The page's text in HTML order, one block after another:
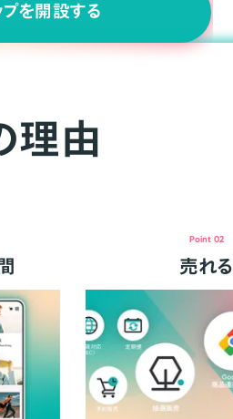
を開設する
理由
Point 02
売れる